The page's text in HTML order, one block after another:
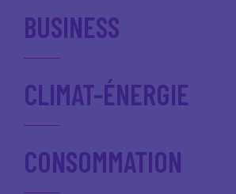
BUSINESS
CLIMAT-ÉNERGIE
CONSOMMATION